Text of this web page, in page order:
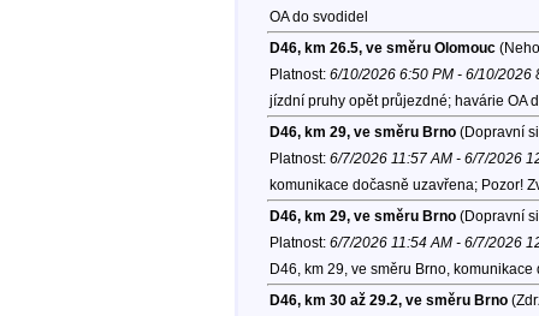
OA do svodidel
D46, km 26.5, ve směru Olomouc
Platnost: 6/10/2026 6:50 PM - 6/10/2026
jízdní pruhy opět průjezdné; havárie OA
D46, km 29, ve směru Brno(Dopravní
Platnost: 6/7/2026 11:57 AM - 6/7/2026
komunikace dočasně uzavřena; Pozor!
D46, km 29, ve směru Brno(Dopravní
Platnost: 6/7/2026 11:54 AM - 6/7/2026
D46, km 29, ve směru Brno,
D46, km 30 až 29.2, ve směru Brno